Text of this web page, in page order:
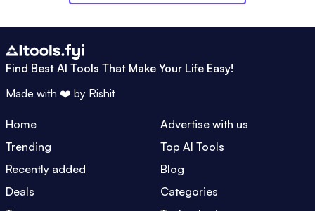
Find Best AI Tools That Make Your Life Easy!
Made with ❤️ by Rishit
Home
Advertise with us
Trending
Top AI Tools
Recently added
Blog
Deals
Categories